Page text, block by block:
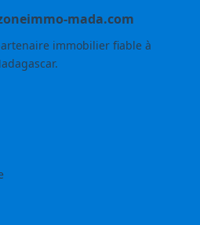
mada.com
immobilier fiable à